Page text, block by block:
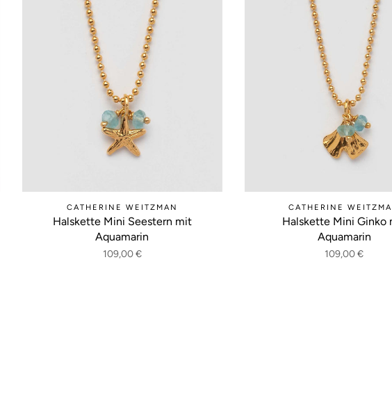
CATHERINE WEITZMAN
Halskette Mini Seestern mit
Aquamarin
109,00 €
CATHERINE
Halskette Mini Ginko
Aquamarin
109,00 €